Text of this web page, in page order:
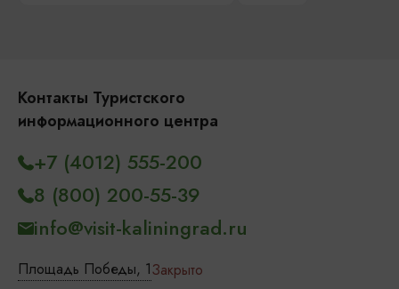
Контакты Туристского
информационного центра
Площадь Победы, 1Закрыто
+7 (4012) 555-200
8 (800) 200-55-39
info@visit-kaliningrad.ru